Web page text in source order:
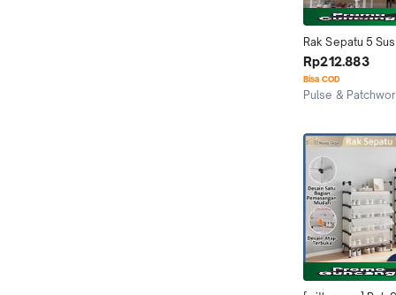
Rak Sepatu 5
Dengan Rol
Tempat
Gantung Pakaian
Rp212.883
Bisa COD
Pulse &